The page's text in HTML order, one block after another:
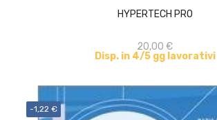
HYPERTECH PRO
20,00 €
Disp. in 4/5 gg lavorativi
-1,22 €